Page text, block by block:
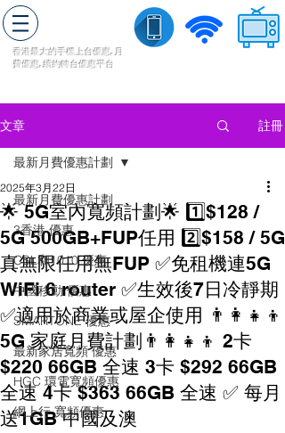
香港最大的手機上台優惠, 月
費優惠,續約轉台優惠平台
文章 註冊
最新月費優惠計劃
3香港 優惠
CSL和1010 優惠
中國移動 優惠
SMARTONE 優惠
最新家居寬頻 優惠
HGC 環電寬頻優惠
網上行 寬頻優惠
最新月費優惠計劃
🌟 5G室內寬頻計劃🌟 1️⃣$128 /
5G 500GB+FUP任用 2️⃣$158 / 5G
真無限任用無FUP ✅免租機連5G
WiFi 6 router ✅生效後7日冷靜期
✅適用於商業或屋企使用 👨‍👩‍👧‍👦
5G 家庭月費計劃👨‍👩‍👧‍👦 2卡
$220 66GB 全速 3卡 $292 66GB
全速 4卡 $363 66GB 全速 ✅ 每月
送1GB 中國及澳
2025年3月22日